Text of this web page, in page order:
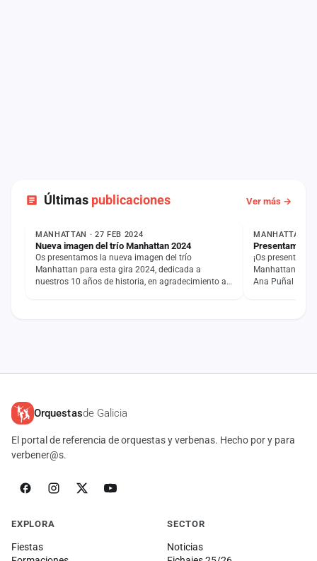
Últimas publicaciones Ver más →
NOTICIA
MANHATTAN · 27 FEB 2024
Nueva imagen del trío Manhattan 2024
Os presentamos la nueva imagen del trío
Manhattan para esta gira 2024, dedicada a
nuestros 10 años de historia, en agradecimiento a
NOTICIA
MANHATTAN ·
Presentamos
¡Os
Ana Puñal
Orquestasde Galicia
El portal de referencia de orquestas y verbenas. Hecho por y para
verbener@s.
EXPLORA
Fiestas
SECTOR
Noticias